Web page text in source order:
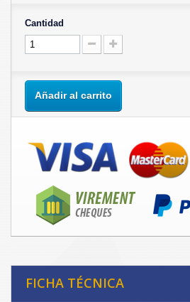
Cantidad
Añadir al carrito
FICHA TÉCNICA